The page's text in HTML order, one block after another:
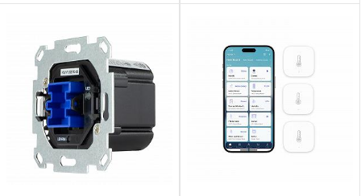
з'єднання, водяний насос,
дистанційного керування